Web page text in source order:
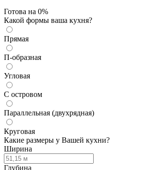
Готова на 0%
Какой формы ваша кухня?
Прямая
П-образная
Угловая
С островом
Параллельная (двухрядная)
Круговая
Какие размеры у Вашей кухни?
Ширина
Глубина